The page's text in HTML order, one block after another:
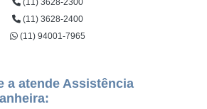
(11) 3628-2400
(11) 94001-7965
a atende Assistência